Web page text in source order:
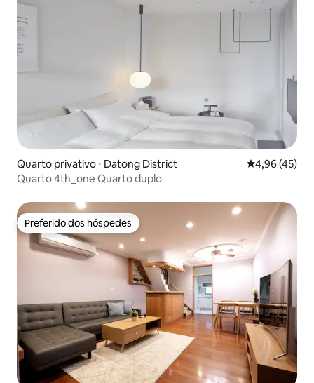
Quarto privativo ⋅ Datong District 4,96 de uma
4,96 (45)
Quarto 4th_one Quarto duplo
Preferido dos hóspedes
Preferido dos hóspedes